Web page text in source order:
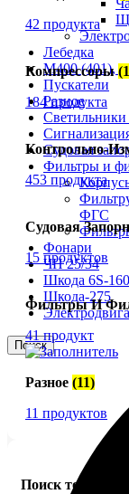
Лебедка
М400 (401),
Пускатели
Разное
Светильники
Судовая
Фильтры и
ФГС
Фонари
ЧН 25/34
Шкода 6S-160
Шкода-275
Поиск
42 продукта
Компрессоры
184 продукта
Контрольно-
453 продукта
Судовая
15 продуктов
Фильтры И
41 продукт
Разное (11)
11 продуктов
Поиск товаров